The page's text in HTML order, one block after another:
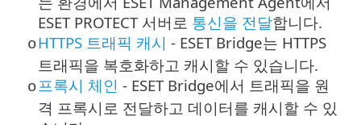
ESET PROTECT 서버로 통신을 전달합니다.
oHTTPS 트래픽 캐시 - ESET Bridge는 HTTPS
트래픽을 복호화하고 캐시할 수 있습니다.
o프록시 체인 - ESET Bridge에서 트래픽을 원
격 프록시로 전달하고 데이터를 캐시할 수 있